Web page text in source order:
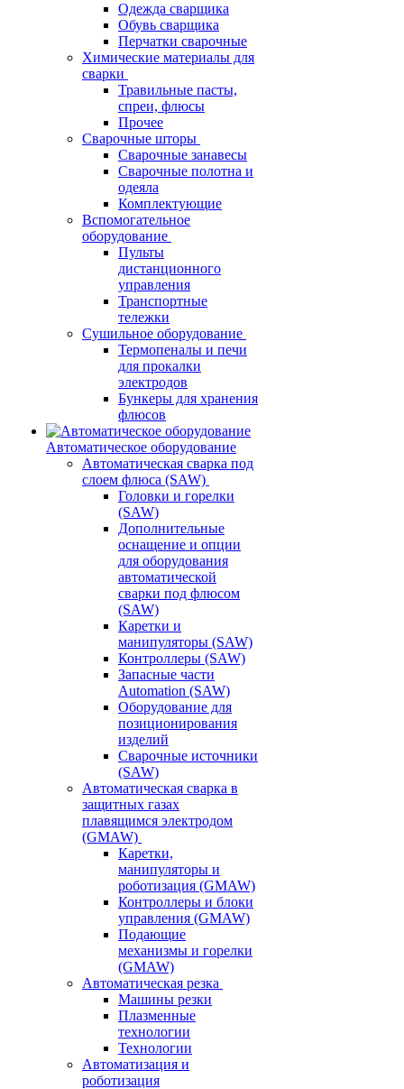
Одежда сварщика
Обувь сварщика
Перчатки сварочные
Химические материалы для
сварки
Травильные пасты,
спреи, флюсы
Прочее
Сварочные шторы
Сварочные занавесы
Сварочные полотна и
одеяла
Комплектующие
Вспомогательное
оборудование
Пульты
дистанционного
управления
Транспортные
тележки
Сушильное оборудование
Термопеналы и печи
для прокалки
электродов
Бункеры для хранения
флюсов
Автоматическое оборудование
Автоматическая сварка под
слоем флюса (SAW)
Головки и горелки
(SAW)
Дополнительные
оснащение и опции
для оборудования
автоматической
сварки под флюсом
(SAW)
Каретки и
манипуляторы (SAW)
Контроллеры (SAW)
Запасные части
Automation (SAW)
Оборудование для
позиционирования
изделий
Сварочные источники
(SAW)
Автоматическая сварка в
защитных газах
плавящимся электродом
(GMAW)
Каретки,
манипуляторы и
роботизация (GMAW)
Контроллеры и блоки
управления (GMAW)
Подающие
механизмы и горелки
(GMAW)
Автоматическая резка
Машины резки
Плазменные
технологии
Технологии
Автоматизация и
роботизация